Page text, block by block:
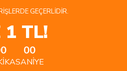
GEÇERLIDIR.
1 TL!
00
SANIYE